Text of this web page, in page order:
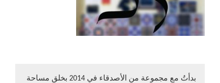
بدأتُ مع مجموعة من الأصدقاء في 2014 بخلق مساحة